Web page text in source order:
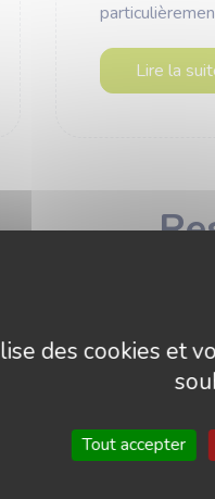
Lire la
Guide
de
• Date :
des cookies et
Tout accepter